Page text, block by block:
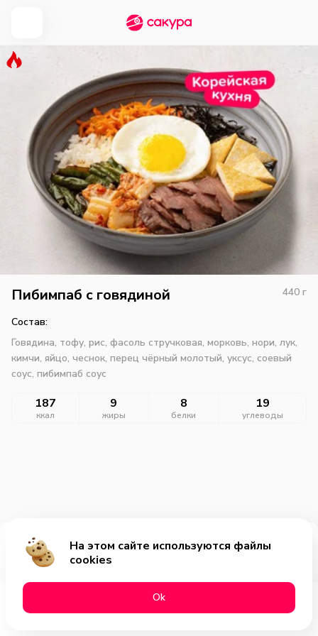
Пибимпаб с говядиной 440 г
Состав:
Говядина, тофу, рис, фасоль стручковая, морковь, нори, лук,
кимчи, яйцо, чеснок, перец чёрный молотый, уксус, соевый
соус, пибимпаб соус
187
ккал
9
жиры
8
белки
19
углеводы
Добавить за 659₽
На этом сайте используются файлы
cookies
Оk